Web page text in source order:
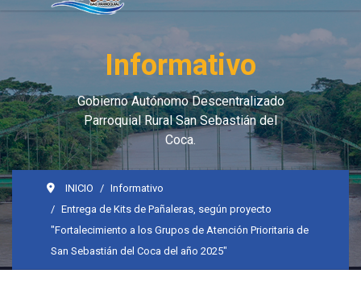
Informativo
Gobierno Autónomo Descentralizado
Parroquial Rural San Sebastián del
Coca.
INICIO
Informativo
Entrega de Kits de Pañaleras, según proyecto
"Fortalecimiento a los Grupos de Atención Prioritaria de
San Sebastián del Coca del año 2025"